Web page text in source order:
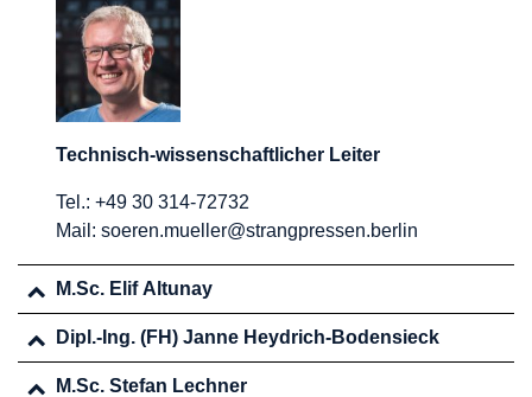
Technisch-wissenschaftlicher Leiter
Tel.: +49 30 314-72732
Mail: soeren.mueller@strangpressen.berlin
M.Sc. Elif Altunay
Dipl.-Ing. (FH) Janne Heydrich-Bodensieck
M.Sc. Stefan Lechner